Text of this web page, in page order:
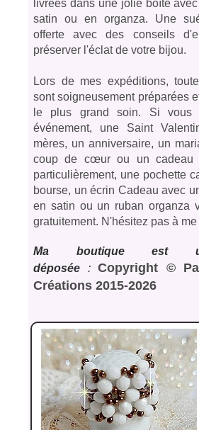
livrées dans une jolie boîte
satin ou en organza. Une
offerte avec des conseils
préserver l'éclat de votre bijou.
Lors de mes expéditions,
sont soigneusement préparées
le plus grand soin. Si vous
événement, une Saint
mères, un anniversaire, un
coup de cœur ou un cadeau
particulièrement, une pochette
bourse, un écrin Cadeau avec
en satin ou un ruban organza
gratuitement. N'hésitez pas à me
Ma boutique est
déposée :
Copyright ©
Créations 2015-2026